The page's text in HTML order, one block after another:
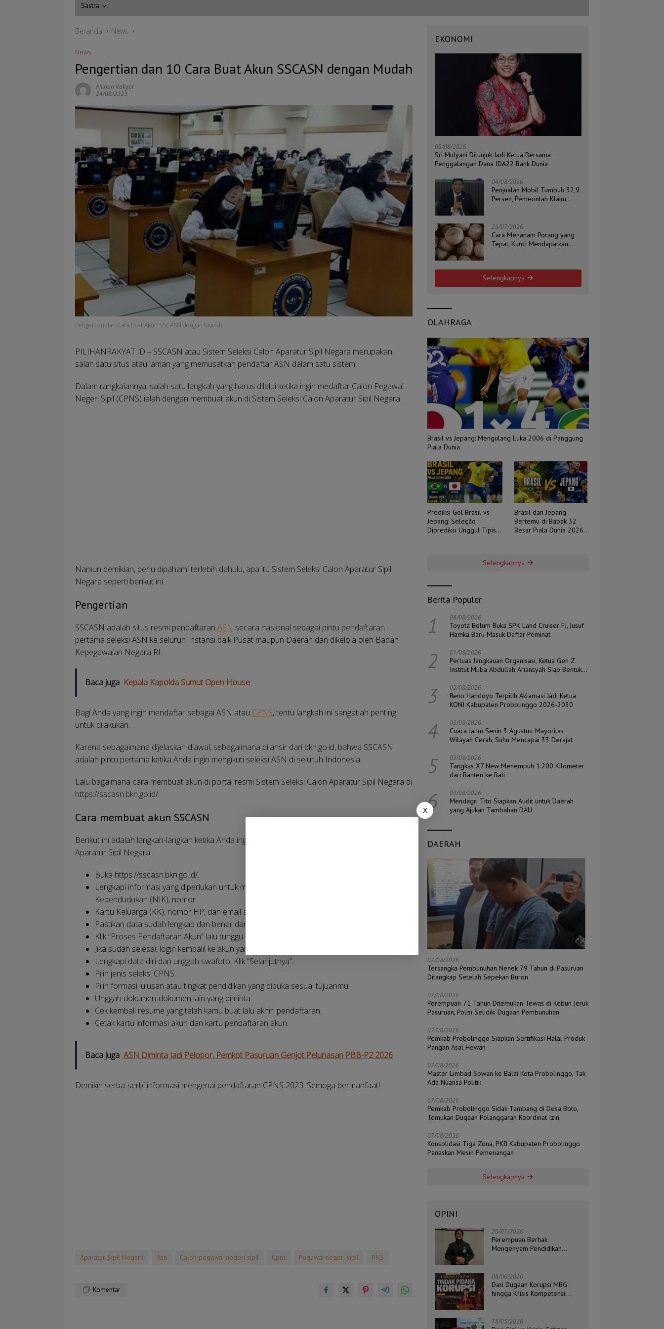
Sastra
Beranda News
News
Pengertian dan 10 Cara Buat Akun SSCASN dengan Mudah
Pilihan Rakyat
24/08/2023
Pengertian dan Cara Buat Akun SSCASN dengan Mudah
PILIHANRAKYAT.ID – SSCASN atau Sistem Seleksi Calon Aparatur Sipil Negara merupakan
salah satu situs atau laman yang memusatkan pendaftar ASN dalam satu sistem.
Dalam rangkaiannya, salah satu langkah yang harus dilalui ketika ingin medaftar Calon Pegawai
Negeri Sipil (CPNS) ialah dengan membuat akun di Sistem Seleksi Calon Aparatur Sipil Negara.
Namun demikian, perlu dipahami terlebih dahulu, apa itu Sistem Seleksi Calon Aparatur Sipil
Negara seperti berikut ini.
Pengertian
SSCASN adalah situs resmi pendaftaran ASN secara nasional sebagai pintu pendaftaran
pertama seleksi ASN ke seluruh Instansi baik Pusat maupun Daerah dan dikelola oleh Badan
Kepegawaian Negara RI.
Baca juga Kepala Kapolda Sumut Open House
Bagi Anda yang ingin mendaftar sebagai ASN atau CPNS, tentu langkah ini sangatlah penting
untuk dilakukan.
Karena sebagaimana dijelaskan diawal, sebagaimana dilansir dari bkn.go.id, bahwa SSCASN
adalah pintu pertama ketika Anda ingin mengikuti seleksi ASN di seluruh Indonesia.
Lalu bagaimana cara membuat akun di portal resmi Sistem Seleksi Calon Aparatur Sipil Negara di
https://sscasn.bkn.go.id/.
Cara membuat akun SSCASN
Berikut ini adalah langkah-langkah ketika Anda ingin membuat akun di Sistem Seleksi Calon
Aparatur Sipil Negara.
Buka https://sscasn.bkn.go.id/.
Lengkapi informasi yang diperlukan untuk membuat akun, seperti Nomor Induk
Kependudukan (NIK), nomor
Kartu Keluarga (KK), nomor HP, dan email aktif.
Pastikan data sudah lengkap dan benar dan pilih “Lanjutkan”.
Klik “Proses Pendaftaran Akun” lalu tunggu hingga informasi konfirmasi muncul.
Jika sudah selesai, login kembalil ke akun yang telah terdaftar.
Lengkapi data diri dan unggah swafoto. Klik “Selanjutnya”.
Pilih jenis seleksi CPNS.
Pilih formasi lulusan atau tingkat pendidikan yang dibuka sesuai tujuanmu.
Unggah dokumen-dokumen lain yang diminta.
Cek kembali resume yang telah kamu buat lalu akhiri pendaftaran.
Cetak kartu informasi akun dan kartu pendaftaran akun.
Baca juga ASN Diminta Jadi Pelopor, Pemkot Pasuruan Genjot Pelunasan PBB-P2 2026
Demikin serba-serbi informasi mengenai pendaftaran CPNS 2023. Semoga bermanfaat!
Aparatur Sipil Negara Asn Calon pegawai negeri sipil Cpns Pegawai negeri sipil PNS
Komentar
EKONOMI
05/08/2026
Sri Mulyani Ditunjuk Jadi Ketua Bersama
Penggalangan Dana IDA22 Bank Dunia
04/08/2026
Penjualan Mobil Tumbuh 32,9
Persen, Pemerintah Klaim
25/07/2026
Cara Menanam Porang yang
Tepat, Kunci Mendapatkan
Selengkapnya
OLAHRAGA
Brasil vs Jepang: Mengulang Luka 2006 di Panggung
Piala Dunia
Prediksi Gol Brasil vs
Jepang: Seleção
Diprediksi Unggul Tipis,
Brasil dan Jepang
Bertemu di Babak 32
Besar Piala Dunia 2026,
Selengkapnya
Berita Populer
1 08/08/2026
Toyota Belum Buka SPK Land Cruiser FJ, Jusuf
Hamka Baru Masuk Daftar Peminat
2 01/08/2026
Perluas Jangkauan Organisasi, Ketua Gen Z
Institut Muba Abdullah Ariansyah Siap Bentuk
3 02/08/2026
Reno Handoyo Terpilih Aklamasi Jadi Ketua
KONI Kabupaten Probolinggo 2026-2030
4 03/08/2026
Cuaca Jatim Senin 3 Agustus: Mayoritas
Wilayah Cerah, Suhu Mencapai 33 Derajat
5 03/08/2026
Tangkas X7 New Menempuh 1.200 Kilometer
dari Banten ke Bali
6 03/08/2026
Mendagri Tito Siapkan Audit untuk Daerah
yang Ajukan Tambahan DAU
DAERAH
07/08/2026
Tersangka Pembunuhan Nenek 79 Tahun di Pasuruan
Ditangkap Setelah Sepekan Buron
07/08/2026
Perempuan 71 Tahun Ditemukan Tewas di Kebun Jeruk
Pasuruan, Polisi Selidiki Dugaan Pembunuhan
07/08/2026
Pemkab Probolinggo Siapkan Sertifikasi Halal Produk
Pangan Asal Hewan
07/08/2026
Master Limbad Sowan ke Balai Kota Probolinggo, Tak
Ada Nuansa Politik
07/08/2026
Pemkab Probolinggo Sidak Tambang di Desa Boto,
Temukan Dugaan Pelanggaran Koordinat Izin
07/08/2026
Konsolidasi Tiga Zona, PKB Kabupaten Probolinggo
Panaskan Mesin Pemenangan
Selengkapnya
OPINI
20/07/2026
Perempuan Berhak
Mengenyam Pendidikan
08/06/2026
Dari Dugaan Korupsi MBG
hingga Krisis Kompetensi:
Politik, Hukum, dan HAM
18/05/2026
X